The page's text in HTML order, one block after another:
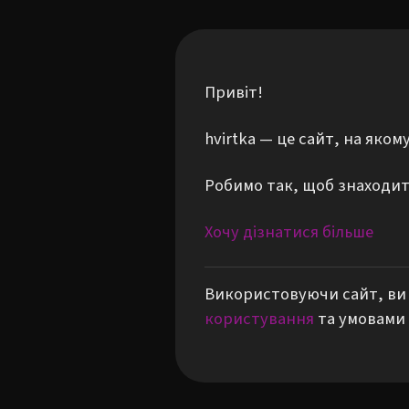
Привіт!
hvirtka — це сайт, на
Робимо так, щоб
Хочу дізнатися більше
Використовуючи сайт,
користування та умовами